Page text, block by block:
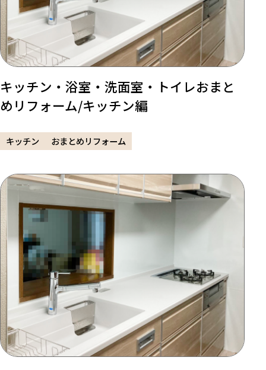
キッチン・浴室・洗面室・トイレおまと
めリフォーム/キッチン編
キッチン おまとめリフォーム